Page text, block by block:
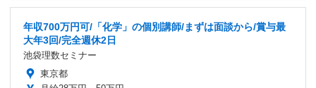
年収700万円可/「化学」の個別講師/まずは面談から/賞与最
大年3回/完全週休2日
池袋理数セミナー
東京都